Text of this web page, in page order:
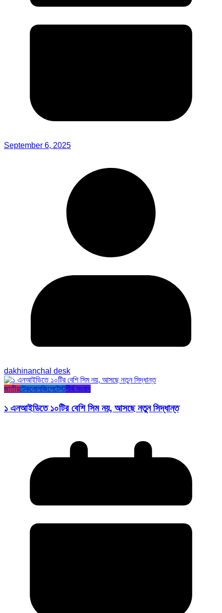
September 6, 2025
dakhinanchal desk
জাতীয়টেকনোলজিলেটেস্টশীর্ষ সংবাদ
১ এনআইডিতে ১০টির বেশি সিম নয়, আসছে নতুন সিদ্ধান্ত